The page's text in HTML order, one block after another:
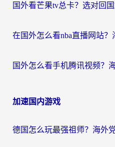
加速国内游戏